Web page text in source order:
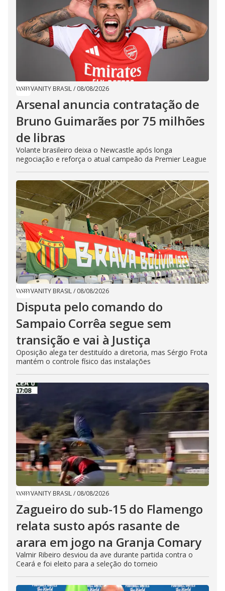
VANITY BRASIL/ 08/08/2026
Arsenal anuncia contratação de
Bruno Guimarães por 75 milhões
de libras
Volante brasileiro deixa o Newcastle após longa
negociação e reforça o atual campeão da Premier League
VANITY BRASIL/ 08/08/2026
Disputa pelo comando do
Sampaio Corrêa segue sem
transição e vai à Justiça
Oposição alega ter destituído a diretoria, mas Sérgio Frota
mantém o controle físico das instalações
VANITY BRASIL/ 08/08/2026
Zagueiro do sub-15 do Flamengo
relata susto após rasante de
arara em jogo na Granja Comary
Valmir Ribeiro desviou da ave durante partida contra o
Ceará e foi eleito para a seleção do torneio